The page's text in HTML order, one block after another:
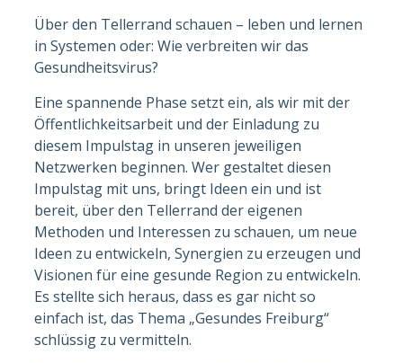
Über den Tellerrand schauen – leben und lernen
in Systemen oder: Wie verbreiten wir das
Gesundheitsvirus?
Eine spannende Phase setzt ein, als wir mit der
Öffentlichkeitsarbeit und der Einladung zu
diesem Impulstag in unseren jeweiligen
Netzwerken beginnen. Wer gestaltet diesen
Impulstag mit uns, bringt Ideen ein und ist
bereit, über den Tellerrand der eigenen
Methoden und Interessen zu schauen, um neue
Ideen zu entwickeln, Synergien zu erzeugen und
Visionen für eine gesunde Region zu entwickeln.
Es stellte sich heraus, dass es gar nicht so
einfach ist, das Thema „Gesundes Freiburg“
schlüssig zu vermitteln.